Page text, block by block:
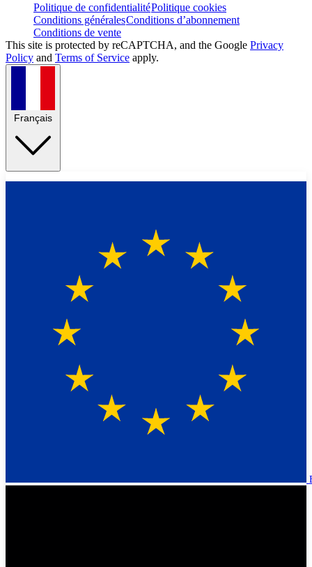
Politique de confidentialitéPolitique cookies
Conditions généralesConditions d’abonnement
Conditions de vente
This site is protected by reCAPTCHA, and the Google Privacy
Policy and Terms of Service apply.
Français